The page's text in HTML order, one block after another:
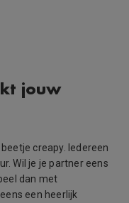
jouw
creapy. Iedereen
Wil je je partner eens
dan met
eens een heerlijk